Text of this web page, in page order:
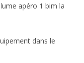
apéro 1 bim la
dans le